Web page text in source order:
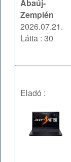
Abaúj-
Zemplén
2026.07.21.
Látta : 30
Eladó :